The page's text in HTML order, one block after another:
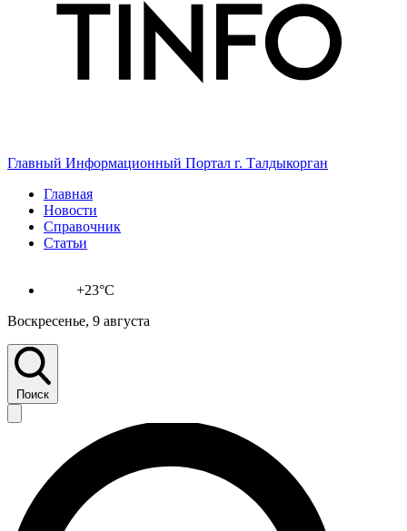
Главный Информационный Портал г. Талдыкорган
Главная
Новости
Справочник
Статьи
+23°C
Воскресенье, 9 августа
Поиск